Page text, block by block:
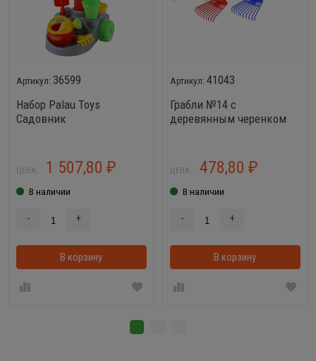
36599
Набор Palau Toys
Садовник
ЦЕНА: 1 507,80 ₽
В наличии
- +
В корзину В корзинке
41043
Грабли №14 с
деревянным черенком
ЦЕНА: 478,80 ₽
В наличии
- +
В корзину